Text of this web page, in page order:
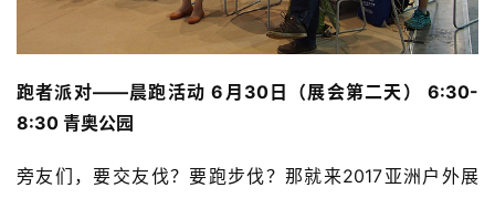
动
集
跑者派对——晨跑活动 6月30日（展会第二天） 6:30-
8:30 青奥公园
旁友们，要交友伐？要跑步伐？那就来2017亚洲户外展